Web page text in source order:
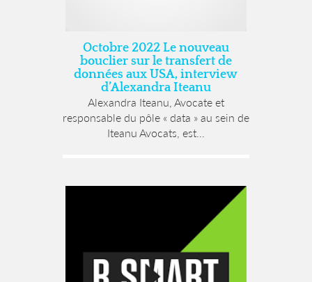
Octobre 2022 Le nouveau
bouclier sur le transfert de
données aux USA, interview
d’Alexandra Iteanu
Alexandra Iteanu, Avocate et
responsable du pôle « data » au sein de
Iteanu Avocats, est...